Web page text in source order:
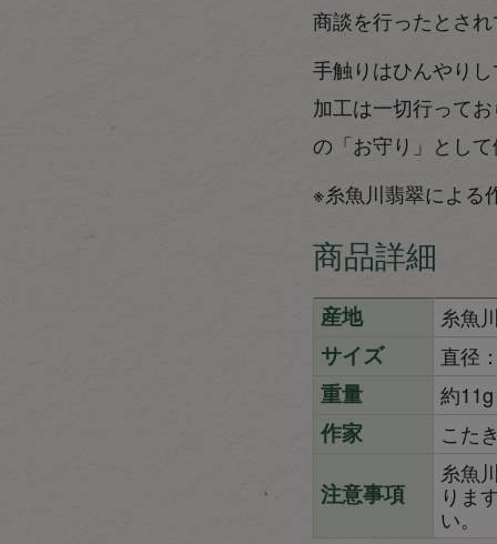
商談を行ったとさ
手触りはひんやり
加工は一切行って
の「お守り」とし
※糸魚川翡翠による
商品詳細
産地 糸魚
サイズ 直径
重量 約11g
作家 こた
注意事項
糸魚
りま
い。